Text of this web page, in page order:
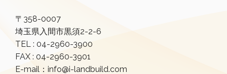
〒358-0007
埼玉県入間市黒須2-2-6
TEL : 04-2960-3900
FAX : 04-2960-3901
E-mail：info@i-landbuild.com